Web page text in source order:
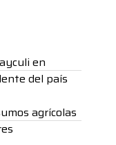
en
del país
agrícolas